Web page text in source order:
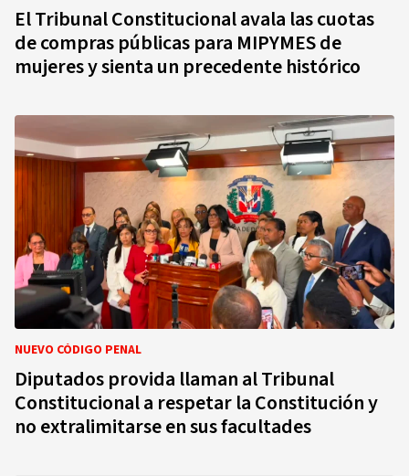
El Tribunal Constitucional avala las cuotas
de compras públicas para MIPYMES de
mujeres y sienta un precedente histórico
NUEVO CÓDIGO PENAL
Diputados provida llaman al Tribunal
Constitucional a respetar la Constitución y
no extralimitarse en sus facultades